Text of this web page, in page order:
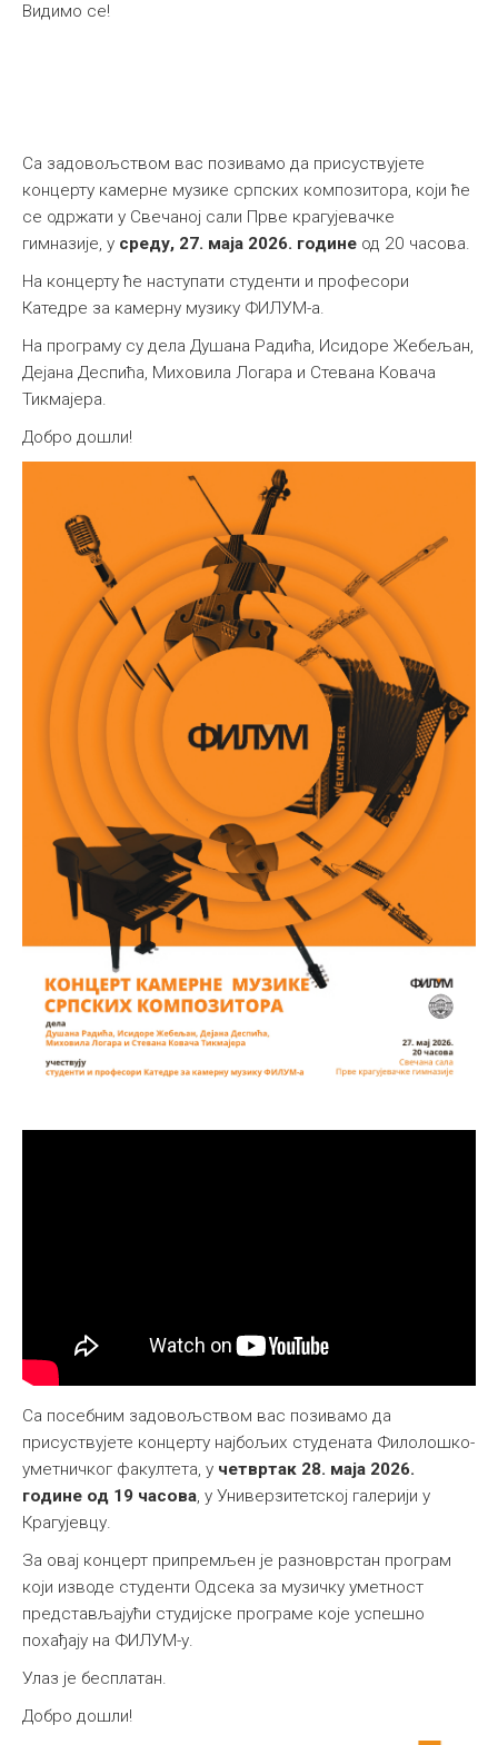
Видимо се!
Са задовољством вас позивамо да присуствујете
концерту камерне музике српских композитора, који ће
се одржати у Свечаној сали Прве крагујевачке
гимназије, у среду, 27. маја 2026. године од 20 часова.
На концерту ће наступати студенти и професори
Катедре за камерну музику ФИЛУМ-а.
На програму су дела Душана Радића, Исидоре Жебељан,
Дејана Деспића, Миховила Логара и Стевана Ковача
Тикмајера.
Добро дошли!
Са посебним задовољством вас позивамо да
присуствујете концерту најбољих студената Филолошко-
уметничког факултета, у четвртак 28. маја 2026.
године од 19 часова, у Универзитетској галерији у
Крагујевцу.
За овај концерт припремљен је разноврстан програм
који изводе студенти Одсека за музичку уметност
представљајући студијске програме које успешно
похађају на ФИЛУМ-у.
Улаз је бесплатан.
Добро дошли!